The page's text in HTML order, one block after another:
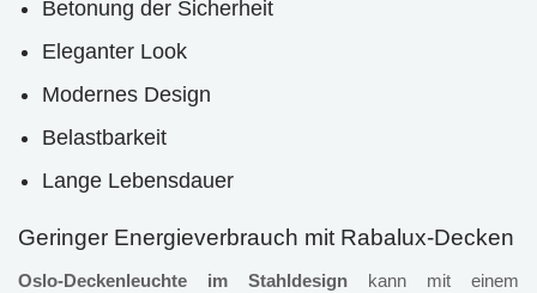
Betonung der Sicherheit
Eleganter Look
Modernes Design
Belastbarkeit
Lange Lebensdauer
Geringer Energieverbrauch mit Rabalux-Decken
Oslo-Deckenleuchte im Stahldesign kann mit einem